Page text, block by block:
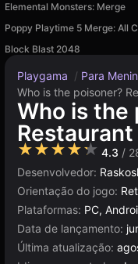
Elemental Monsters: Merge
Block Blast 2048
Playgama / Para
Who is the poisoner?
Who is the
★★★★★ 4.3 /
Desenvolvedor:
Orientação do jogo:
Plataformas: PC,
Data de lançamento:
Última atualização: